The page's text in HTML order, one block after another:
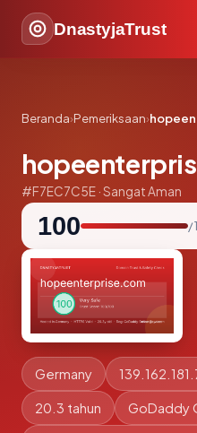
DnastyjaTrust
Beranda›Pemeriksaan›
#F7EC7C5E · Sangat Aman
100 /
Germany
20.3 tahun GoDaddy